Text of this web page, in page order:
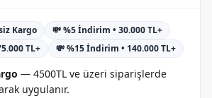
Kargo
💸 %5 İndirim • 30.000 TL+
TL+
💸 %15 İndirim • 140.000 TL+
— 4500TL ve üzeri siparişlerde
uygulanır.